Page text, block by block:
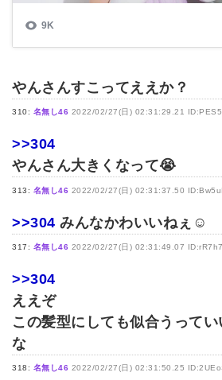
やんさんすこってええか？
310: 名無し46 2022/02/27(日) 02:31:29.21
>>304
やんさん大きくなって😭
313: 名無し46 2022/02/27(日) 02:31:37.50
>>304 みんなかわいいねぇ☺
317: 名無し46 2022/02/27(日) 02:31:49.07
>>304
ええぞ
この髪型にしても似合うって
な
318: 名無し46 2022/02/27(日) 02:31:50.25